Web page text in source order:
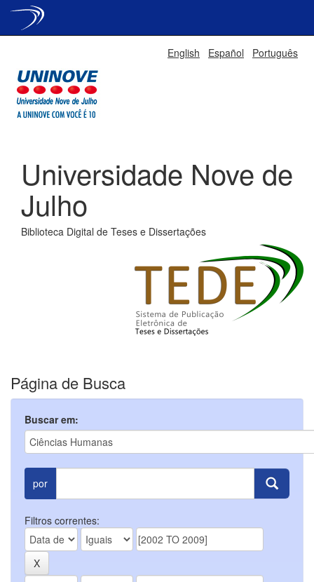
English Español Português
Universidade Nove de
Julho
Biblioteca Digital de Teses e Dissertações
Página de Busca
Buscar em:
por
Filtros correntes: